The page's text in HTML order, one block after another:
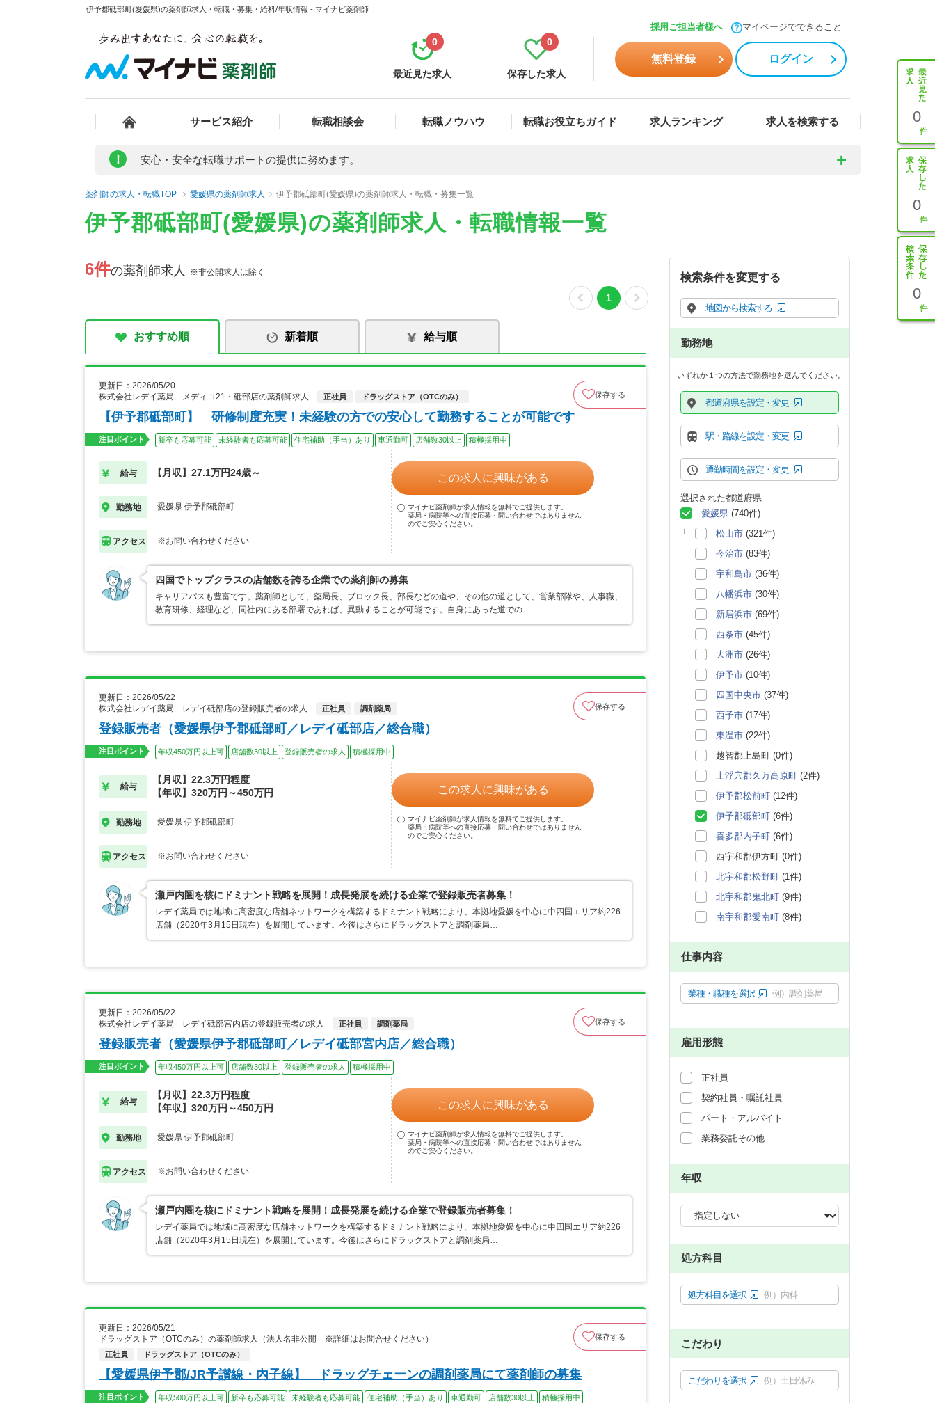
伊予郡砥部町(愛媛県)の薬剤師求人・転職・募集・給料/年収情報 - マイナビ薬剤師
採用ご担当者様へ マイページでできること
最近見た求人
0
保存した求人
0
無料登録 ログイン
サービス紹介 転職相談会 転職ノウハウ 転職お役立ちガイド 求人ランキング 求人を検索する 0
0
0
! 安心・安全な転職サポートの提供に努めます。
薬剤師の求人・転職TOP 愛媛県の薬剤師求人 伊予郡砥部町(愛媛県)の薬剤師求人・転職・募集一覧
伊予郡砥部町(愛媛県)の薬剤師求人・転職情報一覧
6件の薬剤師求人 ※非公開求人は除く
1
おすすめ順 新着順 給与順
更新日：2026/05/20
株式会社レデイ薬局 メディコ21・砥部店の薬剤師求人
正社員 ドラッグストア（OTCのみ） 保存する
【伊予郡砥部町】 研修制度充実！未経験の方での安心して勤務することが可能です
注目ポイント 新卒も応募可能 未経験者も応募可能 住宅補助（手当）あり 車通勤可 店舗数30以上 積極採用中
給与 【月収】27.1万円24歳～
勤務地 愛媛県 伊予郡砥部町
アクセス ※お問い合わせください
この求人に興味がある
マイナビ薬剤師が求人情報を無料でご提供します。
薬局・病院等への直接応募・問い合わせではありません
のでご安心ください。
四国でトップクラスの店舗数を誇る企業での薬剤師の募集
キャリアパスも豊富です。薬剤師として、薬局長、ブロック長、部長などの道や、その他の道として、営業部隊や、人事職、
教育研修、経理など、同社内にある部署であれば、異動することが可能です。自身にあった道での…
更新日：2026/05/22
株式会社レデイ薬局 レデイ砥部店の登録販売者の求人
正社員 調剤薬局 保存する
登録販売者（愛媛県伊予郡砥部町／レデイ砥部店／総合職）
注目ポイント 年収450万円以上可 店舗数30以上 登録販売者の求人 積極採用中
給与
【月収】22.3万円程度
【年収】320万円～450万円
勤務地 愛媛県 伊予郡砥部町
アクセス ※お問い合わせください
この求人に興味がある
マイナビ薬剤師が求人情報を無料でご提供します。
薬局・病院等への直接応募・問い合わせではありません
のでご安心ください。
瀬戸内圏を核にドミナント戦略を展開！成長発展を続ける企業で登録販売者募集！
レデイ薬局では地域に高密度な店舗ネットワークを構築するドミナント戦略により、本拠地愛媛を中心に中四国エリア約226
店舗（2020年3月15日現在）を展開しています。今後はさらにドラッグストアと調剤薬局…
更新日：2026/05/22
株式会社レデイ薬局 レデイ砥部宮内店の登録販売者の求人
正社員 調剤薬局 保存する
登録販売者（愛媛県伊予郡砥部町／レデイ砥部宮内店／総合職）
注目ポイント 年収450万円以上可 店舗数30以上 登録販売者の求人 積極採用中
給与
【月収】22.3万円程度
【年収】320万円～450万円
勤務地 愛媛県 伊予郡砥部町
アクセス ※お問い合わせください
この求人に興味がある
マイナビ薬剤師が求人情報を無料でご提供します。
薬局・病院等への直接応募・問い合わせではありません
のでご安心ください。
瀬戸内圏を核にドミナント戦略を展開！成長発展を続ける企業で登録販売者募集！
レデイ薬局では地域に高密度な店舗ネットワークを構築するドミナント戦略により、本拠地愛媛を中心に中四国エリア約226
店舗（2020年3月15日現在）を展開しています。今後はさらにドラッグストアと調剤薬局…
更新日：2026/05/21
ドラッグストア（OTCのみ）の薬剤師求人（法人名非公開 ※詳細はお問合せください）
正社員 ドラッグストア（OTCのみ）
保存する
【愛媛県伊予郡/JR予讃線・内子線】 ドラッグチェーンの調剤薬局にて薬剤師の募集
注目ポイント 年収500万円以上可 新卒も応募可能 未経験者も応募可能 住宅補助（手当）あり 車通勤可 店舗数30以上 積極採用中
検索条件を変更する
地図から検索する
勤務地
いずれか１つの方法で勤務地を選んでください。
都道府県を設定・変更
駅・路線を設定・変更
通勤時間を設定・変更
選択された都道府県
愛媛県 (740件)
松山市 (321件)
今治市 (83件)
宇和島市 (36件)
八幡浜市 (30件)
新居浜市 (69件)
西条市 (45件)
大洲市 (26件)
伊予市 (10件)
四国中央市 (37件)
西予市 (17件)
東温市 (22件)
越智郡上島町 (0件)
上浮穴郡久万高原町 (2件)
伊予郡松前町 (12件)
伊予郡砥部町 (6件)
喜多郡内子町 (6件)
西宇和郡伊方町 (0件)
北宇和郡松野町 (1件)
北宇和郡鬼北町 (9件)
南宇和郡愛南町 (8件)
仕事内容
業種・職種を選択 例）調剤薬局
雇用形態
正社員
契約社員・嘱託社員
パート・アルバイト
業務委託その他
年収
処方科目
処方科目を選択 例）内科
こだわり
こだわりを選択 例）土日休み